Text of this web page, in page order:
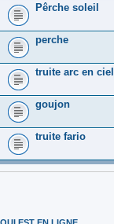
Pêrche soleil
perche
truite arc en ciel
goujon
truite fario
QUI EST EN LIGNE